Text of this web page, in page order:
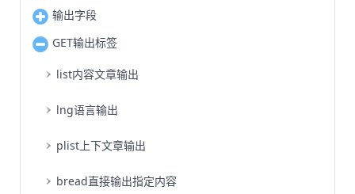
输出字段
GET输出标签
list内容文章输出
lng语言输出
plist上下文章输出
bread直接输出指定内容